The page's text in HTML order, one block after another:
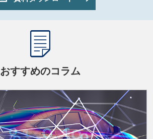
おすすめのコラム